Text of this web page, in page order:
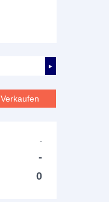
►
Verkaufen
-
-
0